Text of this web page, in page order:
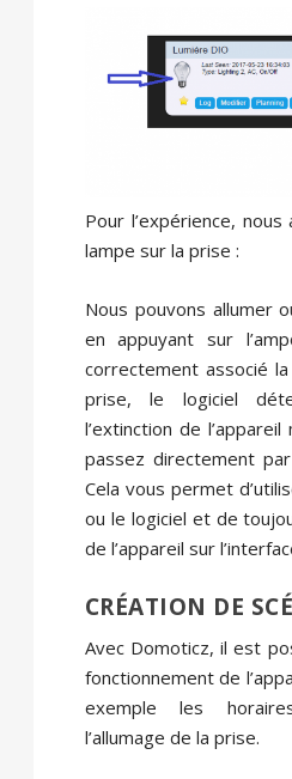
Pour l’expérience,
lampe sur la prise :
Nous pouvons allumer
en appuyant sur
correctement associé
prise, le logiciel
l’extinction de
passez directement
Cela vous permet
ou le logiciel et de
de l’appareil sur
CRÉATION DE
Avec Domoticz, il est
fonctionnement de
exemple les
l’allumage de la prise.